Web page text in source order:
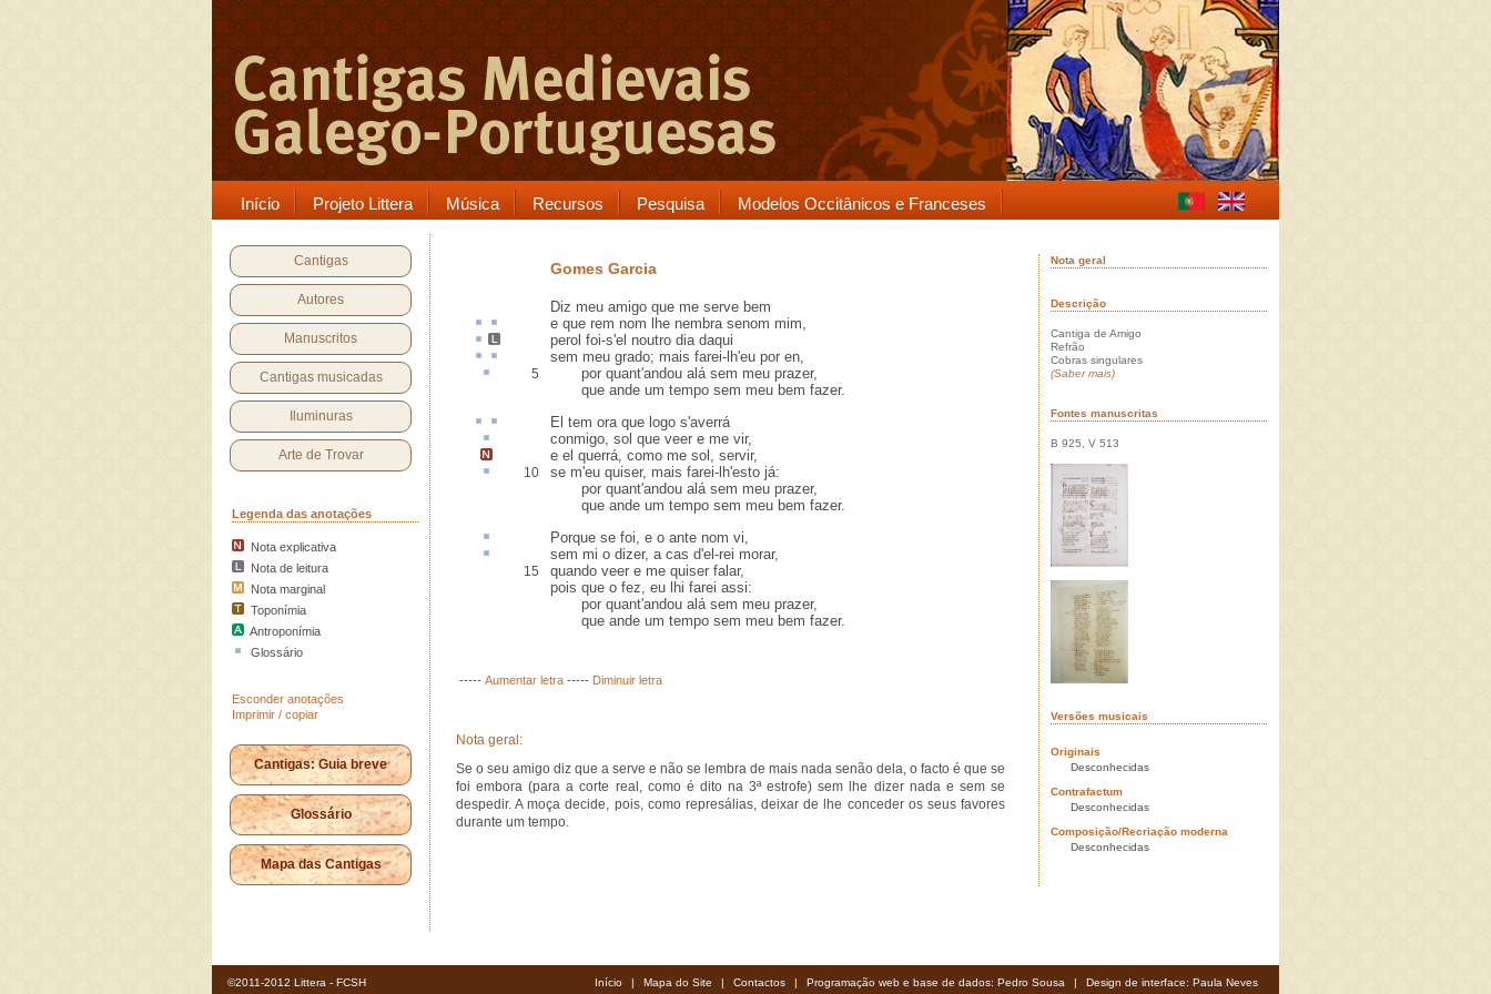
Início Projeto Littera Música Recursos Pesquisa Modelos Occitânicos e Franceses
Cantigas
Autores
Manuscritos
Cantigas musicadas
Iluminuras
Arte de Trovar
Legenda das anotações
Nota explicativa
Nota de leitura
Nota marginal
Toponímia
Antroponímia
Glossário
Esconder anotações
Imprimir / copiar
Cantigas: Guia breve
Glossário
Mapa das Cantigas
Gomes Garcia
Diz meu amigo que me serve bem
e que rem nom lhe nembrasenom mim,
perol foi-s'el noutro dia daqui
sem meu grado; mais farei-lh'eu por en,
5 por quant'andou alásem meu prazer,
que ande um tempo sem meu bem fazer.
El tem ora que logo s'averrá
conmigo, sol que veer e me vir,
e el querrá, como me sol, servir,
10 se m'eu quiser, mais farei-lh'esto já:
por quant'andou alá sem meu prazer,
que ande um tempo sem meu bem fazer.
Porque se foi, e o ante nom vi,
sem mi o dizer, a cas d'el-rei morar,
15
quando veer e me quiser falar,
pois que o fez, eu lhi farei assi:
por quant'andou alá sem meu prazer,
que ande um tempo sem meu bem fazer.
----- Aumentar letra ----- Diminuir letra
Nota geral:
Se o seu amigo diz que a serve e não se lembra de mais nada senão dela, o facto é que se
foi embora (para a corte real, como é dito na 3ª estrofe) sem lhe dizer nada e sem se
despedir. A moça decide, pois, como represálias, deixar de lhe conceder os seus favores
durante um tempo.
Nota geral
Descrição
Cantiga de Amigo
Refrão
Cobras singulares
(Saber mais)
Fontes manuscritas
B 925, V 513
Versões musicais
Originais
Desconhecidas
Contrafactum
Desconhecidas
Composição/Recriação moderna
Desconhecidas
©2011-2012 Littera - FCSH Início | Mapa do Site | Contactos | Programação web e base de dados: Pedro Sousa | Design de interface: Paula Neves